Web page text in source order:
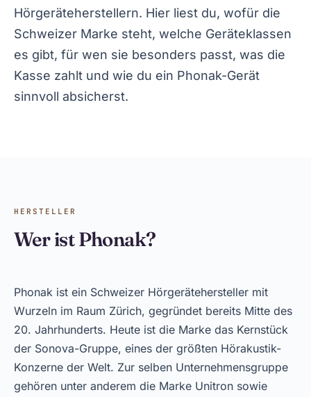
Hörgeräteherstellern. Hier liest du, wofür die
Schweizer Marke steht, welche Geräteklassen
es gibt, für wen sie besonders passt, was die
Kasse zahlt und wie du ein Phonak-Gerät
sinnvoll absicherst.
HERSTELLER
Wer ist Phonak?
Phonak ist ein Schweizer Hörgerätehersteller mit
Wurzeln im Raum Zürich, gegründet bereits Mitte des
20. Jahrhunderts. Heute ist die Marke das Kernstück
der Sonova-Gruppe, eines der größten Hörakustik-
Konzerne der Welt. Zur selben Unternehmensgruppe
gehören unter anderem die Marke Unitron sowie